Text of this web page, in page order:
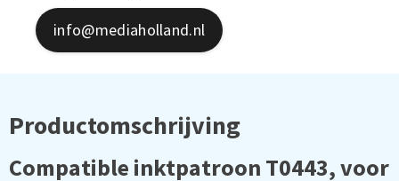
info@mediaholland.nl
Productomschrijving
Compatible inktpatroon T0443, voor